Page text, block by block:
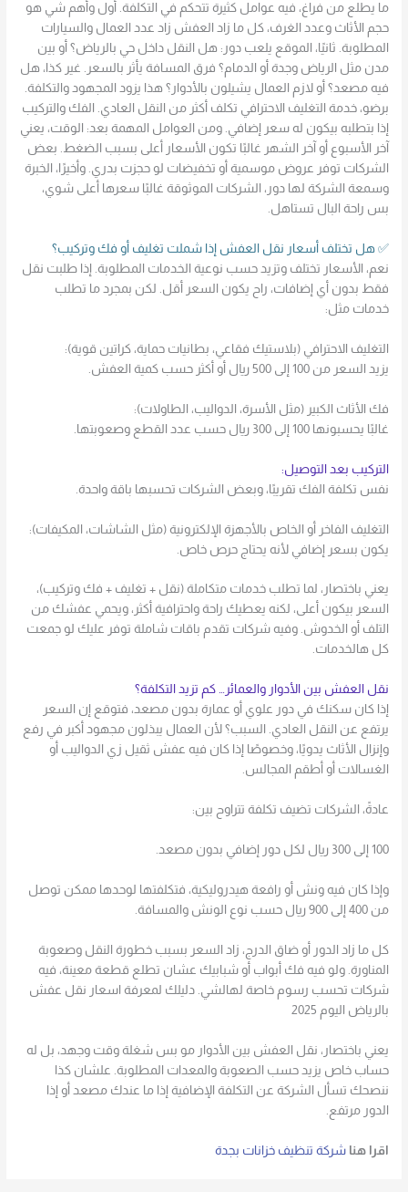
ما يطلع من فراغ، فيه عوامل كثيرة تتحكم في التكلفة. أول وأهم شي هو
حجم الأثاث وعدد الغرف، كل ما زاد العفش زاد عدد العمال والسيارات
المطلوبة. ثانيًا، الموقع يلعب دور: هل النقل داخل حي بالرياض؟ أو بين
مدن مثل الرياض وجدة أو الدمام؟ فرق المسافة يأثر بالسعر. غير كذا، هل
فيه مصعد؟ أو لازم العمال يشيلون بالأدوار؟ هذا يزود المجهود والتكلفة.
برضو، خدمة التغليف الاحترافي تكلف أكثر من النقل العادي. الفك والتركيب
إذا بتطلبه بيكون له سعر إضافي. ومن العوامل المهمة بعد: الوقت، يعني
آخر الأسبوع أو آخر الشهر غالبًا تكون الأسعار أعلى بسبب الضغط. بعض
الشركات توفر عروض موسمية أو تخفيضات لو حجزت بدري. وأخيرًا، الخبرة
وسمعة الشركة لها دور، الشركات الموثوقة غالبًا سعرها أعلى شوي،
بس راحة البال تستاهل.
✅ هل تختلف أسعار نقل العفش إذا شملت تغليف أو فك وتركيب؟
نعم، الأسعار تختلف وتزيد حسب نوعية الخدمات المطلوبة. إذا طلبت نقل
فقط بدون أي إضافات، راح يكون السعر أقل. لكن بمجرد ما تطلب
خدمات مثل:
التغليف الاحترافي (بلاستيك فقاعي، بطانيات حماية، كراتين قوية):
يزيد السعر من 100 إلى 500 ريال أو أكثر حسب كمية العفش.
فك الأثاث الكبير (مثل الأسرة، الدواليب، الطاولات):
غالبًا يحسبونها 100 إلى 300 ريال حسب عدد القطع وصعوبتها.
التركيب بعد التوصيل:
نفس تكلفة الفك تقريبًا، وبعض الشركات تحسبها باقة واحدة.
التغليف الفاخر أو الخاص بالأجهزة الإلكترونية (مثل الشاشات، المكيفات):
يكون بسعر إضافي لأنه يحتاج حرص خاص.
يعني باختصار، لما تطلب خدمات متكاملة (نقل + تغليف + فك وتركيب)،
السعر بيكون أعلى، لكنه يعطيك راحة واحترافية أكثر، ويحمي عفشك من
التلف أو الخدوش. وفيه شركات تقدم باقات شاملة توفر عليك لو جمعت
كل هالخدمات.
نقل العفش بين الأدوار والعمائر… كم تزيد التكلفة؟
إذا كان سكنك في دور علوي أو عمارة بدون مصعد، فتوقع إن السعر
يرتفع عن النقل العادي. السبب؟ لأن العمال يبذلون مجهود أكبر في رفع
وإنزال الأثاث يدويًا، وخصوصًا إذا كان فيه عفش ثقيل زي الدواليب أو
الغسالات أو أطقم المجالس.
عادةً، الشركات تضيف تكلفة تتراوح بين:
100 إلى 300 ريال لكل دور إضافي بدون مصعد.
وإذا كان فيه ونش أو رافعة هيدروليكية، فتكلفتها لوحدها ممكن توصل
من 400 إلى 900 ريال حسب نوع الونش والمسافة.
كل ما زاد الدور أو ضاق الدرج، زاد السعر بسبب خطورة النقل وصعوبة
المناورة. ولو فيه فك أبواب أو شبابيك عشان تطلع قطعة معينة، فيه
شركات تحسب رسوم خاصة لهالشي. دليلك لمعرفة اسعار نقل عفش
بالرياض اليوم 2025
يعني باختصار، نقل العفش بين الأدوار مو بس شغلة وقت وجهد، بل له
حساب خاص يزيد حسب الصعوبة والمعدات المطلوبة. علشان كذا
ننصحك تسأل الشركة عن التكلفة الإضافية إذا ما عندك مصعد أو إذا
الدور مرتفع.
اقرا هنا شركة تنظيف خزانات بجدة